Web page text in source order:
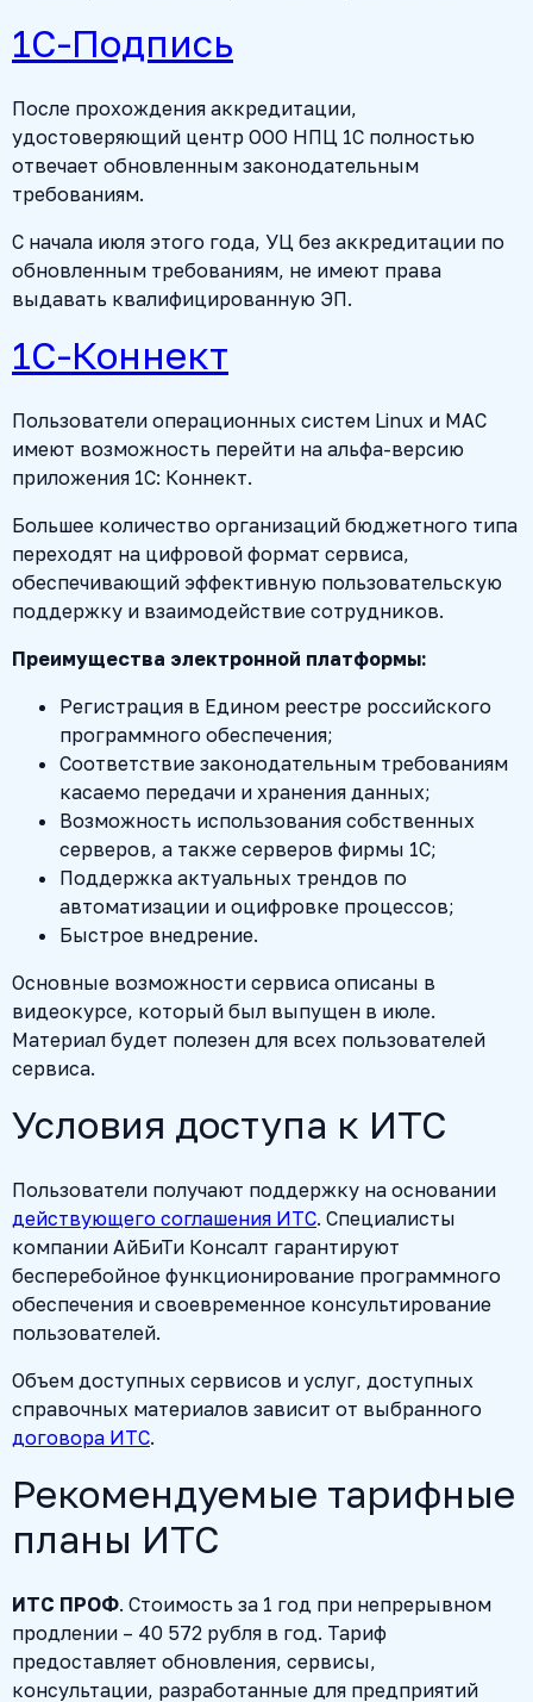
1С-Подпись
После прохождения аккредитации,
удостоверяющий центр ООО НПЦ 1С полностью
отвечает обновленным законодательным
требованиям.
С начала июля этого года, УЦ без аккредитации по
обновленным требованиям, не имеют права
выдавать квалифицированную ЭП.
1С-Коннект
Пользователи операционных систем Linux и MAC
имеют возможность перейти на альфа-версию
приложения 1С: Коннект.
Большее количество организаций бюджетного типа
переходят на цифровой формат сервиса,
обеспечивающий эффективную пользовательскую
поддержку и взаимодействие сотрудников.
Преимущества электронной платформы:
Регистрация в Едином реестре российского
программного обеспечения;
Соответствие законодательным требованиям
касаемо передачи и хранения данных;
Возможность использования собственных
серверов, а также серверов фирмы 1С;
Поддержка актуальных трендов по
автоматизации и оцифровке процессов;
Быстрое внедрение.
Основные возможности сервиса описаны в
видеокурсе, который был выпущен в июле.
Материал будет полезен для всех пользователей
сервиса.
Условия доступа к ИТС
Пользователи получают поддержку на основании
действующего соглашения ИТС. Специалисты
компании АйБиТи Консалт гарантируют
бесперебойное функционирование программного
обеспечения и своевременное консультирование
пользователей.
Объем доступных сервисов и услуг, доступных
справочных материалов зависит от выбранного
договора ИТС.
Рекомендуемые тарифные
планы ИТС
ИТС ПРОФ. Стоимость за 1 год при непрерывном
продлении – 40 572 рубля в год. Тариф
предоставляет обновления, сервисы,
консультации, разработанные для предприятий